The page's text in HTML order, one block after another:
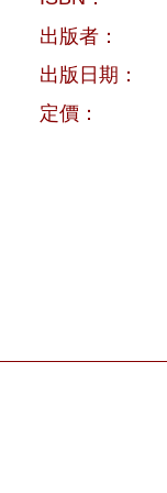
出版者：
出版日期：
定價：